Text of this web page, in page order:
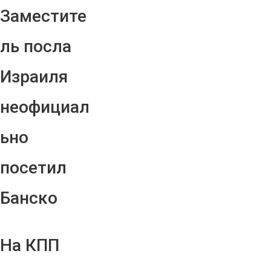
Заместите
ль посла
Израиля
неофициал
ьно
посетил
Банско
На КПП